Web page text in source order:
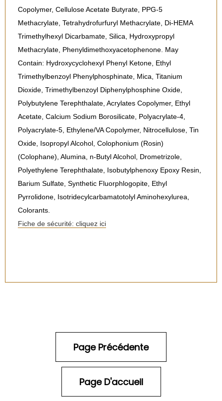
Copolymer, Cellulose Acetate Butyrate, PPG-5
Methacrylate, Tetrahydrofurfuryl Methacrylate, Di-HEMA
Trimethylhexyl Dicarbamate, Silica, Hydroxypropyl
Methacrylate, Phenyldimethoxyacetophenone. May
Contain: Hydroxycyclohexyl Phenyl Ketone, Ethyl
Trimethylbenzoyl Phenylphosphinate, Mica, Titanium
Dioxide, Trimethylbenzoyl Diphenylphosphine Oxide,
Polybutylene Terephthalate, Acrylates Copolymer, Ethyl
Acetate, Calcium Sodium Borosilicate, Polyacrylate-4,
Polyacrylate-5, Ethylene/VA Copolymer, Nitrocellulose, Tin
Oxide, Isopropyl Alcohol, Colophonium (Rosin)
(Colophane), Alumina, n-Butyl Alcohol, Drometrizole,
Polyethylene Terephthalate, Isobutylphenoxy Epoxy Resin,
Barium Sulfate, Synthetic Fluorphlogopite, Ethyl
Pyrrolidone, Isotridecylcarbamatotolyl Aminohexylurea,
Colorants.
Fiche de sécurité: cliquez ici